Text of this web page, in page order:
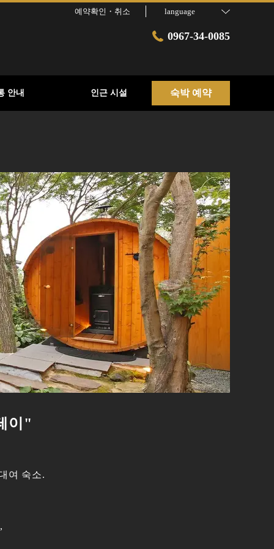
예약확인・취소 language
0967-34-0085
안내 인근 시설 숙박 예약
이"
여 숙소.